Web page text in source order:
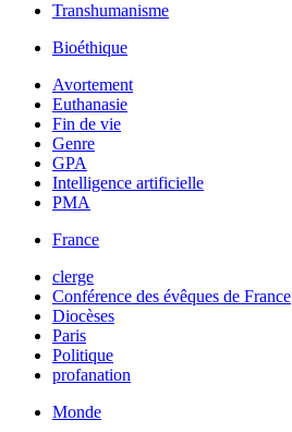
Transhumanisme
Bioéthique
Avortement
Euthanasie
Fin de vie
Genre
GPA
Intelligence artificielle
PMA
France
clerge
Conférence des évêques de France
Diocèses
Paris
Politique
profanation
Monde